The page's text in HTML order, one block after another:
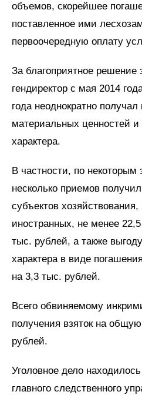
объемов, скорейшее
поставленное ими
первоочередную оплату
За благоприятное
гендиректор с мая 2014
года неоднократно получал
материальных ценностей
характера.
В частности, по некоторым
несколько приемов
субъектов
иностранных, не менее
тыс. рублей, а также
характера в виде
на 3,3 тыс. рублей.
Всего обвиняемому
получения взяток на
рублей.
Уголовное дело
главного следственного